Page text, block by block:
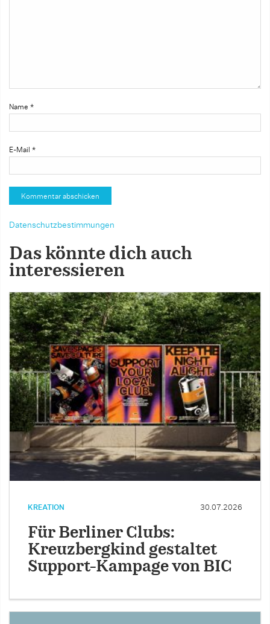
Name *
E-Mail *
Datenschutzbestimmungen
Das könnte dich auch
interessieren
KREATION 30.07.2026
Für Berliner Clubs:
Kreuzbergkind gestaltet
Support-Kampage von BIC